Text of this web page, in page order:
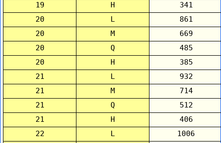
19
H
341
20
L
861
20
M
669
20
Q
485
20
H
385
21
L
932
21
M
714
21
Q
512
21
H
406
22
L
1006